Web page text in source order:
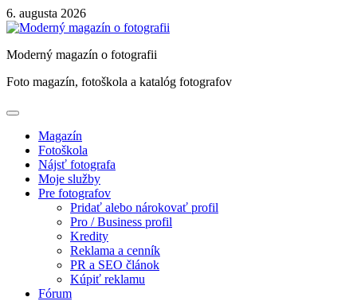
Skip
to
6. augusta 2026
Moderný magazín o fotografii
Foto magazín, fotoškola a katalóg fotografov
Magazín
Fotoškola
Nájsť fotografa
Moje služby
Pre fotografov
Pridať alebo nárokovať profil
Pro / Business profil
Kredity
Reklama a cenník
PR a SEO článok
Kúpiť reklamu
Fórum